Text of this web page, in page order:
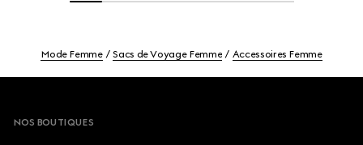
Mode Femme Sacs de Voyage Femme Accessoires Femme
NOS BOUTIQUES